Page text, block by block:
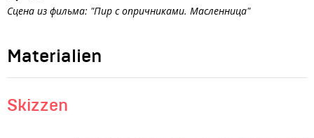
Сцена из фильма: "Пир с опричниками. Масленница"
Materialien
Skizzen